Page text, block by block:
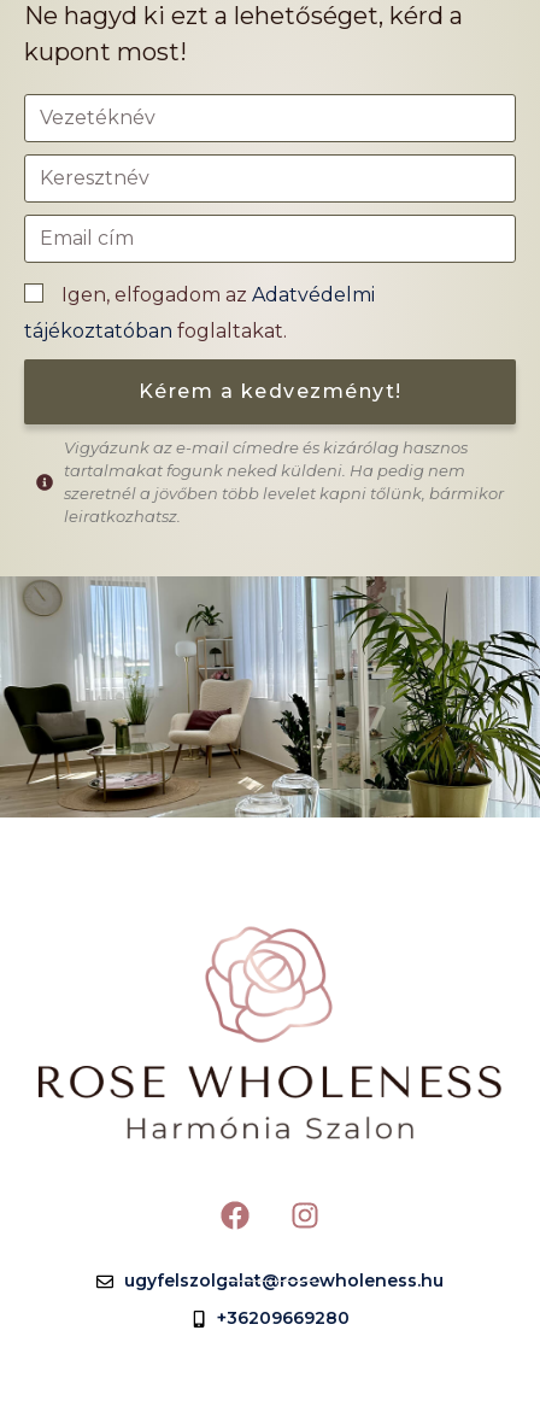
Ne hagyd ki ezt a lehetőséget, kérd a
kupont most!
Igen, elfogadom az Adatvédelmi
tájékoztatóban foglaltakat.
Kérem a kedvezményt!
Vigyázunk az e-mail címedre és kizárólag hasznos
tartalmakat fogunk neked küldeni. Ha pedig nem
szeretnél a jövőben több levelet kapni tőlünk, bármikor
leiratkozhatsz.
ugyfelszolgalat@rosewholeness.hu
+36209669280